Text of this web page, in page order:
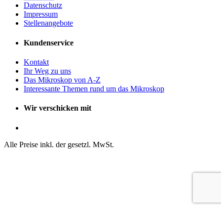
Datenschutz
Impressum
Stellenangebote
Kundenservice
Kontakt
Ihr Weg zu uns
Das Mikroskop von A-Z
Interessante Themen rund um das Mikroskop
Wir verschicken mit
Alle Preise inkl. der gesetzl. MwSt.